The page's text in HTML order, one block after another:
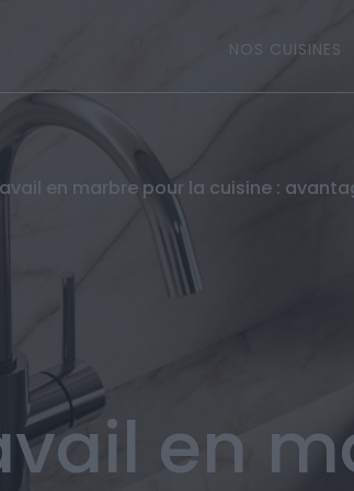
NOS CUISINES
en marbre pour la cuisine :
en